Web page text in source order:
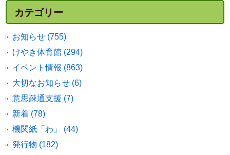
カテゴリー
お知らせ (755)
けやき体育館 (294)
イベント情報 (863)
大切なお知らせ (6)
意思疎通支援 (7)
新着 (78)
機関紙「わ」 (44)
発行物 (182)